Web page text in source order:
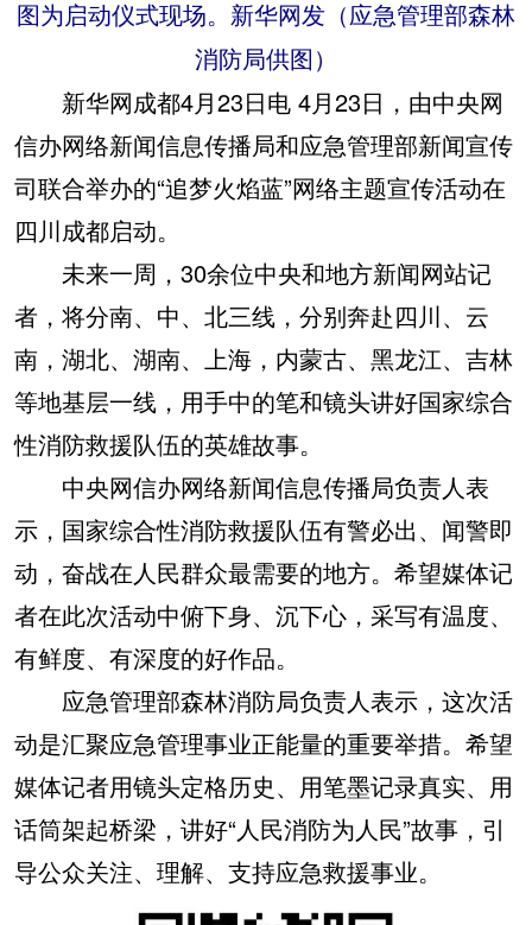
图为启动仪式现场。新华网发（应急管理部森林
消防局供图）
新华网成都4月23日电 4月23日，由中央网
信办网络新闻信息传播局和应急管理部新闻宣传
司联合举办的“追梦火焰蓝”网络主题宣传活动在
四川成都启动。
未来一周，30余位中央和地方新闻网站记
者 ，将分南、中、北三线 ，分别奔赴四川、云
南，湖北、湖南、上海，内蒙古、黑龙江、吉林
等地基层一线，用手中的笔和镜头讲好国家综合
性消防救援队伍的英雄故事。
中央网信办网络新闻信息传播局负责人表
示，国家综合性消防救援队伍有警必出、闻警即
动，奋战在人民群众最需要的地方。希望媒体记
者在此次活动中俯下身、沉下心，采写有温度、
有鲜度、有深度的好作品。
应急管理部森林消防局负责人表示，这次活
动是汇聚应急管理事业正能量的重要举措。希望
媒体记者用镜头定格历史、用笔墨记录真实、用
话筒架起桥梁，讲好“人民消防为人民”故事，引
导公众关注、理解、支持应急救援事业。